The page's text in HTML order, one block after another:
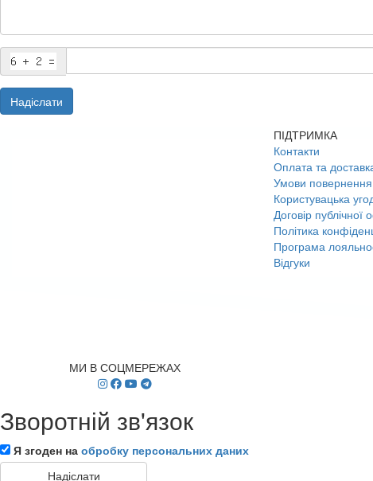
Надіслати
МИ В СОЦМЕРЕЖАХ
ПІДТРИМКА
Контакти
Оплата та
Умови
Користувацька
Договір публічної
Політика
Програма
Відгуки
Зворотній зв'язок
Я згоден на обробку персональних даних